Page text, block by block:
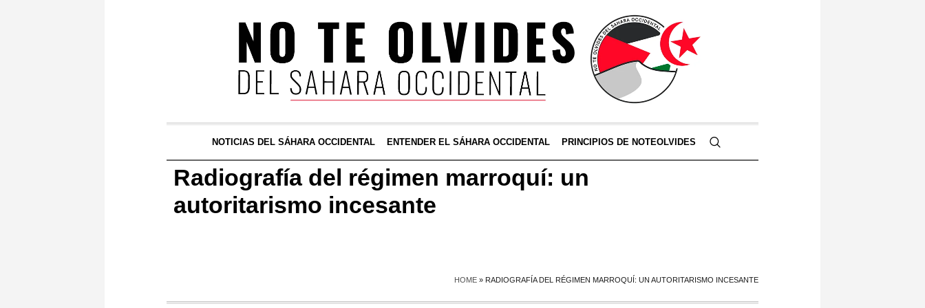
NOTICIAS DEL SÁHARA OCCIDENTAL ENTENDER EL SÁHARA OCCIDENTAL PRINCIPIOS DE NOTEOLVIDES
Radiografía del régimen marroquí: un
autoritarismo incesante
HOME » RADIOGRAFÍA DEL RÉGIMEN MARROQUÍ: UN AUTORITARISMO INCESANTE